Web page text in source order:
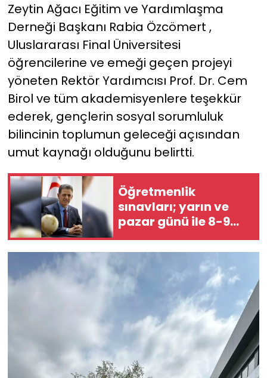
Zeytin Ağacı Eğitim ve Yardımlaşma
Derneği Başkanı Rabia Özcömert ,
Uluslararası Final Üniversitesi
öğrencilerine ve emeği geçen projeyi
yöneten Rektör Yardımcısı Prof. Dr. Cem
Birol ve tüm akademisyenlere teşekkür
ederek, gençlerin sosyal sorumluluk
bilincinin toplumun geleceği açısından
umut kaynağı olduğunu belirtti.
Öğretmenlik
sınavları; yarın ve
pazar günü ile 8-9
Ağustos tarihlerinde
yapılacak